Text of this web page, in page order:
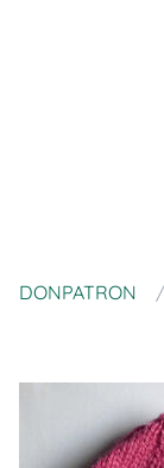
DONPATRON